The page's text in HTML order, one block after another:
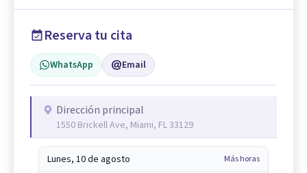
Reserva tu cita
WhatsApp Email
Dirección principal
1550 Brickell Ave, Miami, FL 33129
Lunes, 10 de agosto Más horas